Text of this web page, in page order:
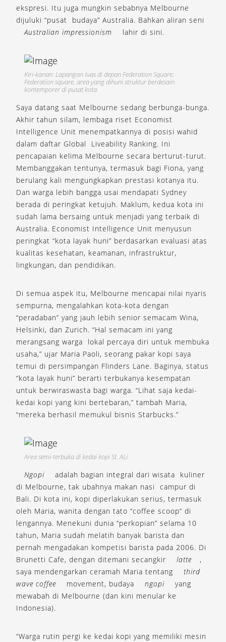
ekspresi. Itu juga mungkin sebabnya Melbourne
dijuluki “pusat budaya” Australia. Bahkan aliran seni
Australian impressionism
lahir di sini.
Kiri-kanan: Lapangan luas di depan Federation Square;
Federation square, area yang dihuni struktur berdesain
kontemporer di pusat kota.
Saya datang saat Melbourne sedang berbunga-bunga.
Akhir tahun silam, lembaga riset Economist
Intelligence Unit menempatkannya di posisi wahid
dalam daftar Global Liveability Ranking. Ini
pencapaian kelima Melbourne secara berturut-turut.
Membanggakan tentunya, termasuk bagi Fiona, yang
berulang kali mengungkapkan prestasi kotanya itu.
Dan warga lebih bangga usai mendapati Sydney
berada di peringkat ketujuh. Maklum, kedua kota ini
sudah lama bersaing untuk menjadi yang terbaik di
Australia. Economist Intelligence Unit menyusun
peringkat “kota layak huni” berdasarkan evaluasi atas
kualitas kesehatan, keamanan, infrastruktur,
lingkungan, dan pendidikan.
Di semua aspek itu, Melbourne mencapai nilai nyaris
sempurna, mengalahkan kota-kota dengan
“peradaban” yang jauh lebih senior semacam Wina,
Helsinki, dan Zurich. “Hal semacam ini yang
merangsang warga lokal percaya diri untuk membuka
usaha,” ujar Maria Paoli, seorang pakar kopi saya
temui di persimpangan Flinders Lane. Baginya, status
“kota layak huni” berarti terbukanya kesempatan
untuk berwiraswasta bagi warga. “Lihat saja kedai-
kedai kopi yang kini bertebaran,” tambah Maria,
“mereka berhasil memukul bisnis Starbucks.”
Area semi-terbuka di kedai kopi St. ALi.
Ngopi
adalah bagian integral dari wisata kuliner
di Melbourne, tak ubahnya makan nasi campur di
Bali. Di kota ini, kopi diperlakukan serius, termasuk
oleh Maria, wanita dengan tato “coffee scoop” di
lengannya. Menekuni dunia “perkopian” selama 10
tahun, Maria sudah melatih banyak barista dan
pernah mengadakan kompetisi barista pada 2006. Di
Brunetti Cafe, dengan ditemani secangkir
latte
,
saya mendengarkan ceramah Maria tentang
third
wave coffee
movement, budaya ngopi
yang
mewabah di Melbourne (dan kini menular ke
Indonesia).
“Warga rutin pergi ke kedai kopi yang memiliki mesin